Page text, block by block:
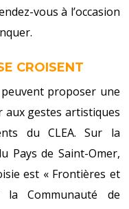
vous à l’occasion
CROISENT
proposer une
aux gestes artistiques
du CLEA. Sur la
Pays de Saint-Omer,
est « Frontières et
Communauté de